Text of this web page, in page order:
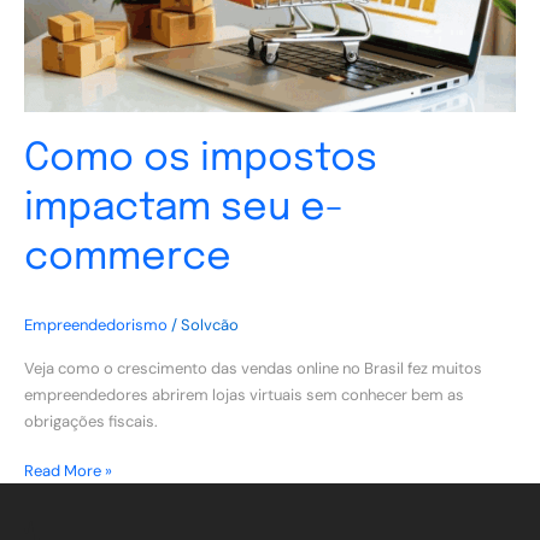
Como os impostos
impactam seu e-
commerce
Empreendedorismo /Solvcão
Veja como o crescimento das vendas online no Brasil fez muitos
empreendedores abrirem lojas virtuais sem conhecer bem as
obrigações fiscais.
Read More »